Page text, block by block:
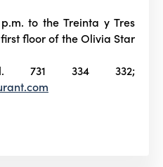
to the Treinta y Tres
floor of the Olivia Star
731 334 332;